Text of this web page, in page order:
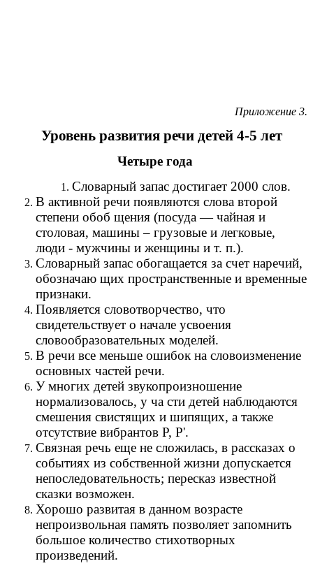
Приложение 3.
Уровень развития речи детей 4-5 лет
Четыре года
Словарный запас достигает 2000 слов.
В активной речи появляются слова второй
степени обоб щения (посуда — чайная и
столовая, машины – грузовые и легковые,
люди - мужчины и женщины и т. п.).
Словарный запас обогащается за счет наречий,
обозначаю щих пространственные и временные
признаки.
Появляется словотворчество, что
свидетельствует о начале усвоения
словообразовательных моделей.
В речи все меньше ошибок на словоизменение
основных частей речи.
У многих детей звукопроизношение
нормализовалось, у ча сти детей наблюдаются
смешения свистящих и шипящих, а также
отсутствие вибрантов Р, Р'.
Связная речь еще не сложилась, в рассказах о
событиях из собственной жизни допускается
непоследовательность; пересказ известной
сказки возможен.
Хорошо развитая в данном возрасте
непроизвольная память позволяет запомнить
большое количество стихотворных
произведений.